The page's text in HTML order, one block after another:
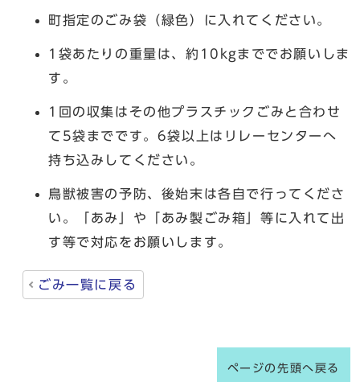
町指定のごみ袋（緑色）に入れてください。
1袋あたりの重量は、約10kgまででお願いしま
す。
1回の収集はその他プラスチックごみと合わせ
て5袋までです。6袋以上はリレーセンターへ
持ち込みしてください。
鳥獣被害の予防、後始末は各自で行ってくださ
い。「あみ」や「あみ製ごみ箱」等に入れて出
す等で対応をお願いします。
ごみ一覧に戻る
ページの先頭へ戻る